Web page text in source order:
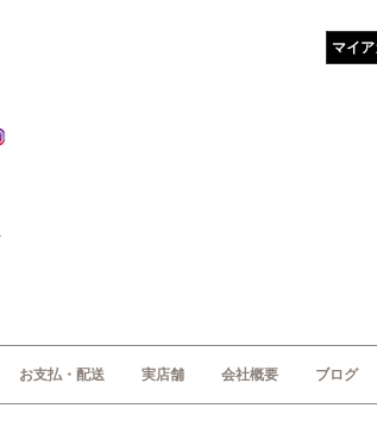
マイ
お支払・配送 実店舗 会社概要 ブログ